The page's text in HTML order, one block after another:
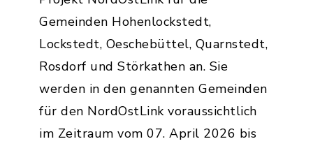
Gemeinden Hohenlockstedt,
Lockstedt, Oeschebüttel, Quarnstedt,
Rosdorf und Störkathen an. Sie
werden in den genannten Gemeinden
für den NordOstLink voraussichtlich
im Zeitraum vom 07. April 2026 bis